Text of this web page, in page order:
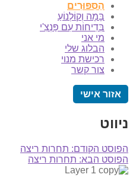
הַסִּפּוּרִים
בָּמָה וְקוֹלְנוֹעַ
בְּדִיחוֹת עִם פַּנְצִ'י
מי אני
הבלוג שלי
רכישת מנוי
צור קשר
אזור אישי
ניווט
הפוסט הקודם: תחרות ריצה
הפוסט הבא: תחרות ריצה